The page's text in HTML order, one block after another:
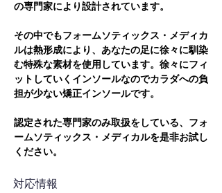
の専門家により設計されています。
その中でもフォームソティックス・メディカ
ルは熱形成により、あなたの足に徐々に馴染
む特殊な素材を使用しています。徐々にフィ
ットしていくインソールなのでカラダへの負
担が少ない矯正インソールです。
認定された専門家のみ取扱をしている、フォ
ームソティックス・メディカルを是非お試し
ください。
対応情報